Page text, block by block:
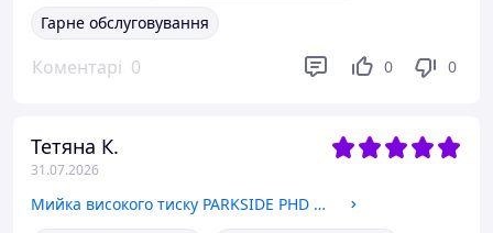
Гарне обслуговування
Коментарі 0 0 0
Тетяна К.
31.07.2026
Мийка високого тиску PARKSIDE PHD 170 B2 2400 Вт, 170 БАР